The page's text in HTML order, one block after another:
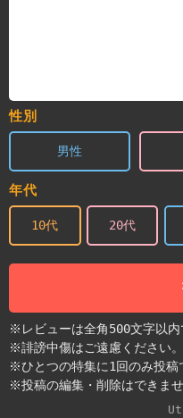
性別
男性
年代
10代 20代
※レビューは全角500文字以内
※誹謗中傷はご遠慮ください。
※ひとつの特集に1回のみ投稿
※投稿の編集・削除はできませ